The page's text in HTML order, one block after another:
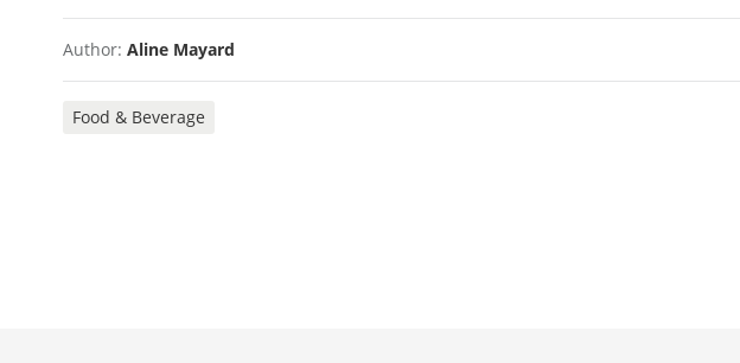
Author: Aline Mayard
Food & Beverage